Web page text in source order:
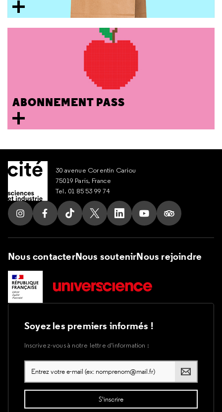
ABONNEMENT PASS
30 avenue Corentin Cariou
75019 Paris, France
Tel. 01 85 53 99 74
Suivez nous sur Instagram
Suivez nous sur Facebook
Suivez nous sur Tik Tok
Suivez nous sur X
Suivez nous sur LinkedIn
Suivez nous sur
Suivez nous
Nous contacterNous soutenirNous rejoindre
Soyez les premiers informés !
Inscrivez-vous à notre lettre d’information :